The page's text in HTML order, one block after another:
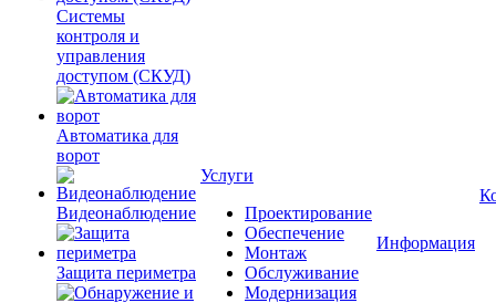
Системы
контроля и
управления
доступом (СКУД)
Автоматика для
ворот
Видеонаблюдение
Защита периметра
Услуги
Проектирование
Обеспечение
Монтаж
Обслуживание
Модернизация
Информация